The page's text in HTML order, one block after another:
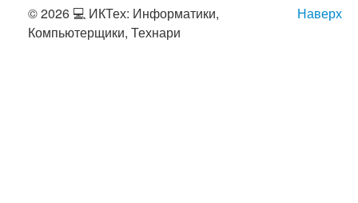
Наверх
© 2026 💻 ИКТех: Информатики,
Компьютерщики, Технари